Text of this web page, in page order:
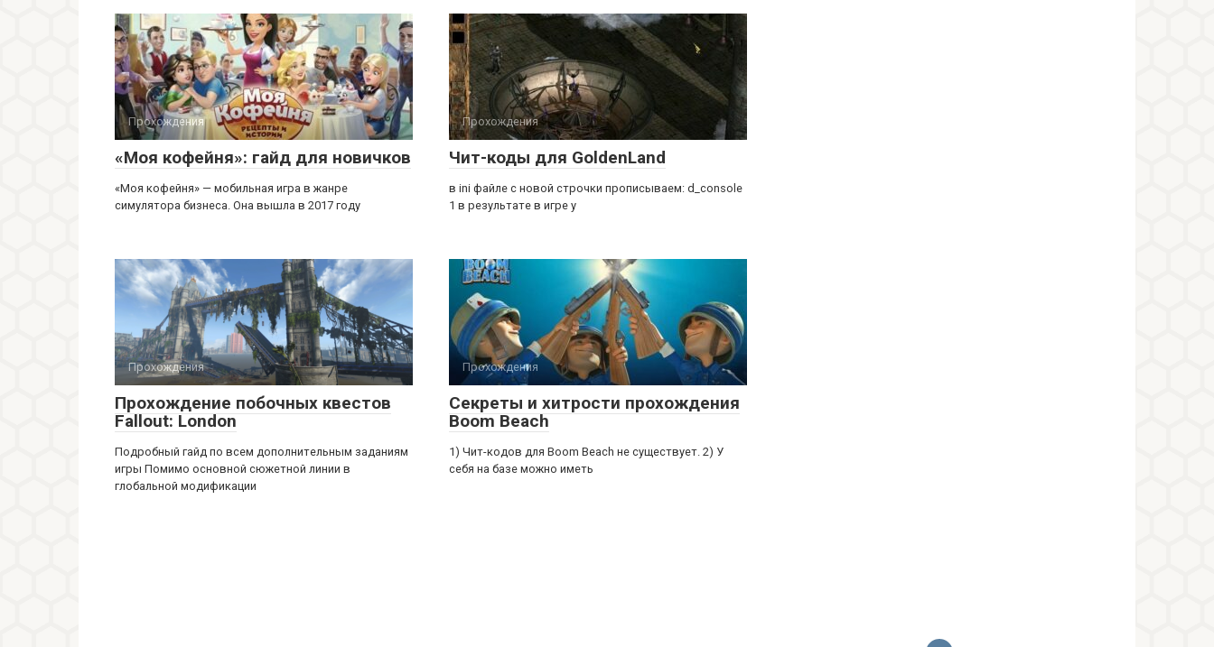
Прохождения
«Моя кофейня»: гайд для новичков
«Моя кофейня» — мобильная игра в жанре
симулятора бизнеса. Она вышла в 2017 году
Прохождения
Чит-коды для GoldenLand
в ini файле с новой строчки прописываем: d_console
1 в результате в игре у
Прохождения
Прохождение побочных квестов
Fallout: London
Подробный гайд по всем дополнительным заданиям
игры Помимо основной сюжетной линии в
глобальной модификации
Прохождения
Секреты и хитрости прохождения
Boom Beach
1) Чит-кодов для Boom Beach не существует. 2) У
себя на базе можно иметь